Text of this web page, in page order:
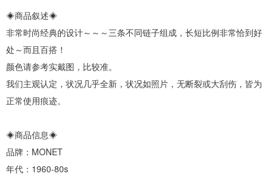
◈商品叙述◈
非常时尚经典的设计～～～三条不同链子组成，长短比例非常恰到好
处～而且百搭！
颜色请参考实戴图，比较准。
我们主观认定，状况几乎全新，状况如照片，无断裂或大刮伤，皆为
正常使用痕迹。
◈商品信息◈
品牌：MONET
年代：1960-80s